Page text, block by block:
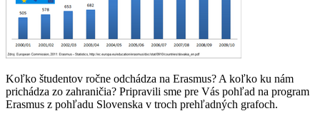
Koľko študentov ročne odchádza na Erasmus? A koľko ku nám
prichádza zo zahraničia? Pripravili sme pre Vás pohľad na program
Erasmus z pohľadu Slovenska v troch prehľadných grafoch.